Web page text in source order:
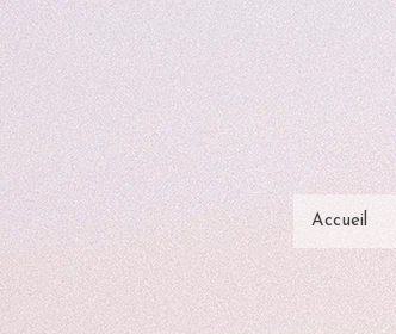
Accueil